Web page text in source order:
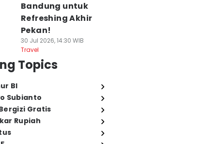
Bandung untuk
Refreshing Akhir
Pekan!
30 Jul 2026, 14:30 WIB
Travel
Topics
BI
Subianto
Gratis
Rupiah